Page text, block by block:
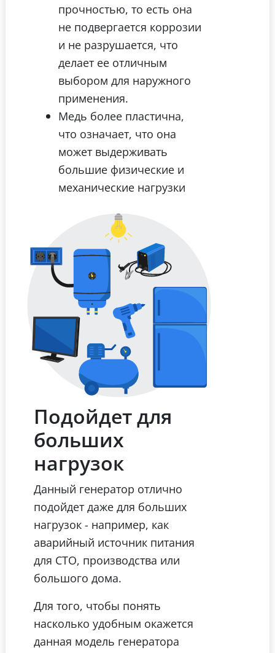
прочностью, то есть она
не подвергается коррозии
и не разрушается, что
делает ее отличным
выбором для наружного
применения.
Медь более пластична,
что означает, что она
может выдерживать
большие физические и
механические нагрузки
Подойдет для
больших
нагрузок
Данный генератор отлично
подойдет даже для больших
нагрузок - например, как
аварийный источник питания
для СТО, производства или
большого дома.
Для того, чтобы понять
насколько удобным окажется
данная модель генератора